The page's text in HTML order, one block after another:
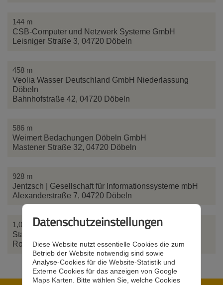
144 m
CSB-Computer und Netzwerk Systeme GmbH
Leisniger Straße 3, 04720 Döbeln
458 m
Veolia Wasser Deutschland GmbH Niederlassung
Döbeln
Bahnhofstraße 42, 04720 Döbeln
586 m
Weimert Bedachungen Döbeln GmbH
Mastener Straße 32, 04720 Döbeln
928 m
Jentzsch | Gesellschaft für Informationssysteme mbH
Alexanderstraße 7, 04720 Döbeln
1,08 km
Stadtwerke Döbeln GmbH
Rosa-Luxemburg-Straße 9, 04720 Döbeln
Datenschutzeinstellungen
Diese Website nutzt essentielle Cookies die zum
Betrieb der Website notwendig sind sowie
Analyse-Cookies für die Website-Statistik und
Externe Cookies für das anzeigen von Google
Maps Karten. Bitte wählen Sie, welche Cookies